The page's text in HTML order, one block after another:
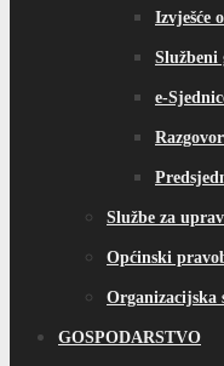
Izvješće
Službeni
e-
Službe za
Općinski
Organizacijska
GOSPODARSTVO